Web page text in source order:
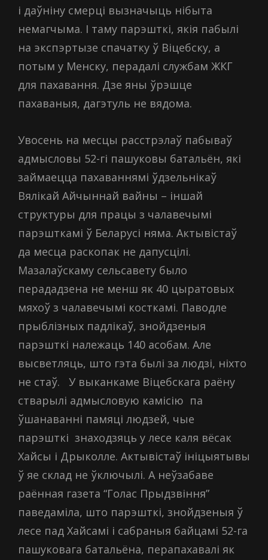
і даўніну смерці вызначыць нібыта
немагчыма. І таму парэшткі, якія пабылі
на экспэртызе спачатку ў Віцебску, а
потым у Менску, перадалі службам ЖКГ
для пахавання. Дзе яны ўрэшце
пахаваныя, дагэтуль не вядома.
Увосень на месцы расстрэлаў пабываў
адмысловы 52-гі пашуковы батальён, які
займаецца пахаваннямі ўдзельнікаў
Вялікай Айчыннай вайны – іншай
структуры для працы з чалавечымі
парэшткамі ў Беларусі няма. Актывістаў
да месца раскопак не дапусцілі.
Мазалаўскаму сельсавету было
перададзена не менш як 40 цыратовых
мяхоў з чалавечымі косткамі. Паводле
прыблізных падлікаў, знойдзеныя
парэшткі належаць 140 асобам. Але
высветляць, што гэта былі за людзі, ніхто
не стаў. У выканкаме Віцебскага раёну
стварылі адмысловую камісію па
ўшанаванні памяці людзей, чые
парэшткі знаходзяць у лесе каля вёсак
Хайсы і Дрыколле. Актывістаў ініцыятывы
ў яе склад не ўключылі. А неўзабаве
раённая газета “Голас Прыдзвіння”
паведаміла, што парэшткі, знойдзеныя ў
лесе пад Хайсамі і сабраныя байцамі 52-га
пашуковага батальёна, перапахавалі як